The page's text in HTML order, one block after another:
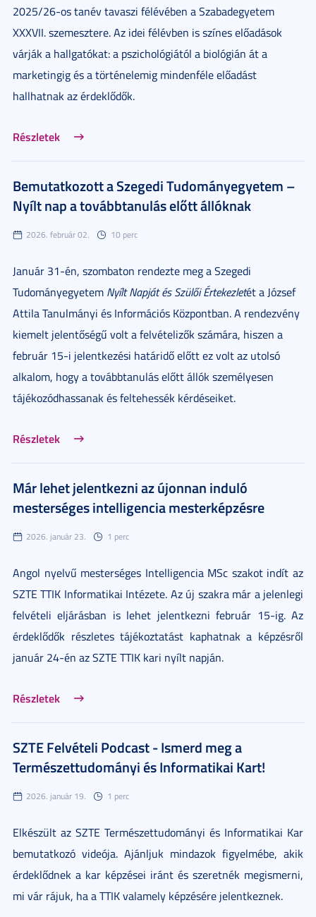
2025/26-os tanév tavaszi félévében a Szabadegyetem
XXXVII. szemesztere. Az idei félévben is színes előadások
várják a hallgatókat: a pszichológiától a biológián át a
marketingig és a történelemig mindenféle előadást
hallhatnak az érdeklődők.
Részletek
Bemutatkozott a Szegedi Tudományegyetem –
Nyílt nap a továbbtanulás előtt állóknak
2026. február 02. 10 perc
Január 31-én, szombaton rendezte meg a Szegedi
Tudományegyetem Nyílt Napját és Szülői Értekezletét a József
Attila Tanulmányi és Információs Központban. A rendezvény
kiemelt jelentőségű volt a felvételizők számára, hiszen a
február 15-i jelentkezési határidő előtt ez volt az utolsó
alkalom, hogy a továbbtanulás előtt állók személyesen
tájékozódhassanak és feltehessék kérdéseiket.
Részletek
Már lehet jelentkezni az újonnan induló
mesterséges intelligencia mesterképzésre
2026. január 23. 1 perc
Angol nyelvű mesterséges Intelligencia MSc szakot indít az
SZTE TTIK Informatikai Intézete. Az új szakra már a jelenlegi
felvételi eljárásban is lehet jelentkezni február 15-ig. Az
érdeklődők részletes tájékoztatást kaphatnak a képzésről
január 24-én az SZTE TTIK kari nyílt napján.
Részletek
SZTE Felvételi Podcast - Ismerd meg a
Természettudományi és Informatikai Kart!
2026. január 19. 1 perc
Elkészült az SZTE Természettudományi és Informatikai Kar
bemutatkozó videója. Ajánljuk mindazok figyelmébe, akik
érdeklődnek a kar képzései iránt és szeretnék megismerni,
mi vár rájuk, ha a TTIK valamely képzésére jelentkeznek.